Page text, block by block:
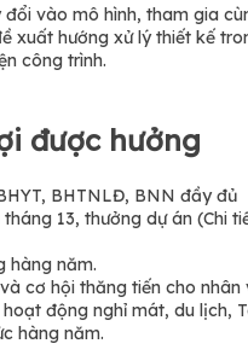
đổi vào mô hình, tham gia
xuất hướng xử lý thiết kế
công trình.
được hưởng
BHTNLĐ, BNN đầy đủ
13, thưởng dự án (Chi
hàng năm.
cơ hội thăng tiến cho nhân
động nghỉ mát, du lịch,
hàng năm.